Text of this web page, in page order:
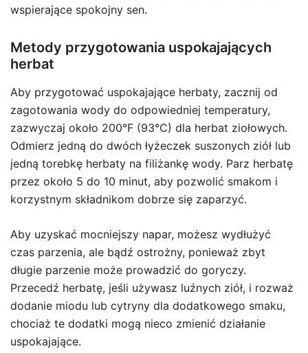
wspierające spokojny sen.
Metody przygotowania uspokajających
herbat
Aby przygotować uspokajające herbaty, zacznij od
zagotowania wody do odpowiedniej temperatury,
zazwyczaj około 200°F (93°C) dla herbat ziołowych.
Odmierz jedną do dwóch łyżeczek suszonych ziół lub
jedną torebkę herbaty na filiżankę wody. Parz herbatę
przez około 5 do 10 minut, aby pozwolić smakom i
korzystnym składnikom dobrze się zaparzyć.
Aby uzyskać mocniejszy napar, możesz wydłużyć
czas parzenia, ale bądź ostrożny, ponieważ zbyt
długie parzenie może prowadzić do goryczy.
Przecedź herbatę, jeśli używasz luźnych ziół, i rozważ
dodanie miodu lub cytryny dla dodatkowego smaku,
chociaż te dodatki mogą nieco zmienić działanie
uspokajające.